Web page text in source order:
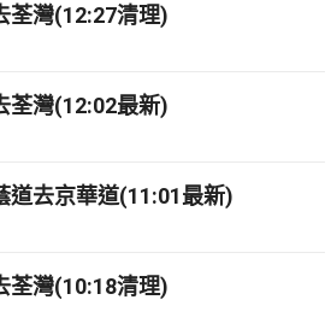
荃灣(12:27清理)
荃灣(12:02最新)
道去京華道(11:01最新)
荃灣(10:18清理)